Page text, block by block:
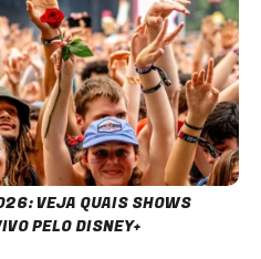
VEJA QUAIS SHOWS
PELO DISNEY+